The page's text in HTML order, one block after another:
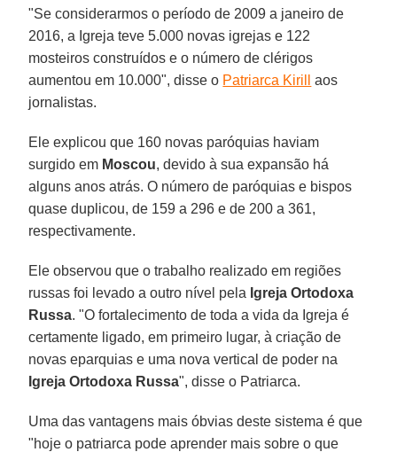
"Se considerarmos o período de 2009 a janeiro de
2016, a Igreja teve 5.000 novas igrejas e 122
mosteiros construídos e o número de clérigos
aumentou em 10.000", disse o Patriarca Kirill
aos
jornalistas.
Ele explicou que 160 novas paróquias haviam
surgido em Moscou, devido à sua expansão há
alguns anos atrás. O número de paróquias e bispos
quase duplicou, de 159 a 296 e de 200 a 361,
respectivamente.
Ele observou que o trabalho realizado em regiões
russas foi levado a outro nível pela Igreja Ortodoxa
Russa. "O fortalecimento de toda a vida da Igreja é
certamente ligado, em primeiro lugar, à criação de
novas eparquias e uma nova vertical de poder na
Igreja Ortodoxa Russa", disse o Patriarca.
Uma das vantagens mais óbvias deste sistema é que
"hoje o patriarca pode aprender mais sobre o que